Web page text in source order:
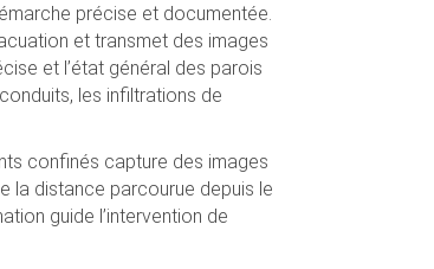
précise et documentée.
et transmet des images
et l’état général des parois
les infiltrations de
confinés capture des images
la distance parcourue depuis le
guide l’intervention de